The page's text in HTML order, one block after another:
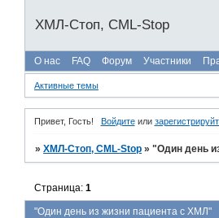
ХМЛ-Стоп, CML-Stop
О нас FAQ Форум Участники
Активные темы
Привет, Гость! Войдитеили
»ХМЛ-Стоп, CML-Stop »"Один день
"Один день из жизни пациента с ХМЛ"
Страница:1